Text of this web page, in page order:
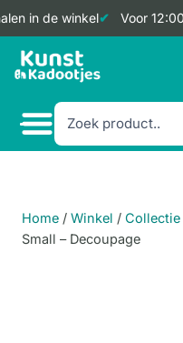
in de winkel Voor
Doorgaan
naar
Home / Winkel / Collectie
Small – Decoupage